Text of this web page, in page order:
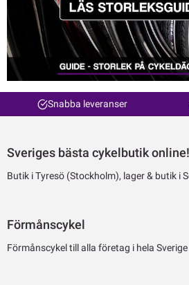
Snabba leveranser
Sveriges bästa cykelbutik online!
Butik i Tyresö (Stockholm), lager & butik i
Förmånscykel
Förmånscykel till alla företag i hela Sverige